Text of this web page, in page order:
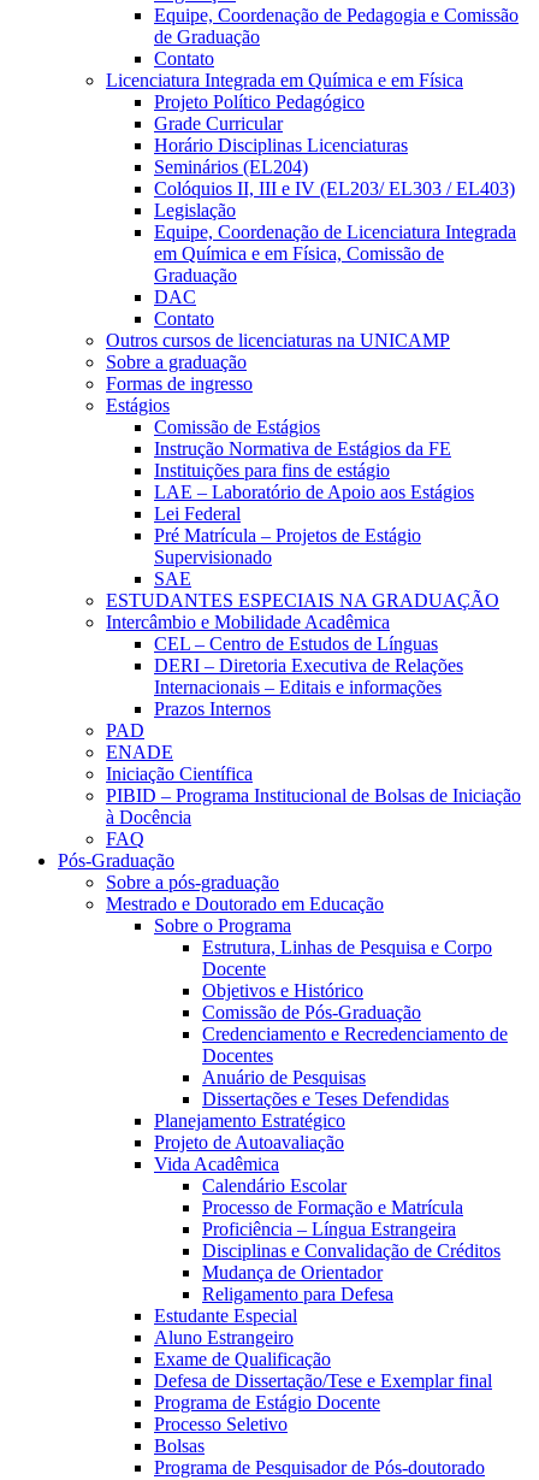
Equipe, Coordenação de Pedagogia e Comissão
de Graduação
Contato
Licenciatura Integrada em Química e em Física
Projeto Político Pedagógico
Grade Curricular
Horário Disciplinas Licenciaturas
Seminários (EL204)
Colóquios II, III e IV (EL203/ EL303 / EL403)
Legislação
Equipe, Coordenação de Licenciatura Integrada
em Química e em Física, Comissão de
Graduação
DAC
Contato
Outros cursos de licenciaturas na UNICAMP
Sobre a graduação
Formas de ingresso
Estágios
Comissão de Estágios
Instrução Normativa de Estágios da FE
Instituições para fins de estágio
LAE – Laboratório de Apoio aos Estágios
Lei Federal
Pré Matrícula – Projetos de Estágio
Supervisionado
SAE
ESTUDANTES ESPECIAIS NA GRADUAÇÃO
Intercâmbio e Mobilidade Acadêmica
CEL – Centro de Estudos de Línguas
DERI – Diretoria Executiva de Relações
Internacionais – Editais e informações
Prazos Internos
PAD
ENADE
Iniciação Científica
PIBID – Programa Institucional de Bolsas de Iniciação
à Docência
FAQ
Pós-Graduação
Sobre a pós-graduação
Mestrado e Doutorado em Educação
Sobre o Programa
Estrutura, Linhas de Pesquisa e Corpo
Docente
Objetivos e Histórico
Comissão de Pós-Graduação
Credenciamento e Recredenciamento de
Docentes
Anuário de Pesquisas
Dissertações e Teses Defendidas
Planejamento Estratégico
Projeto de Autoavaliação
Vida Acadêmica
Calendário Escolar
Processo de Formação e Matrícula
Proficiência – Língua Estrangeira
Disciplinas e Convalidação de Créditos
Mudança de Orientador
Religamento para Defesa
Estudante Especial
Aluno Estrangeiro
Exame de Qualificação
Defesa de Dissertação/Tese e Exemplar final
Programa de Estágio Docente
Processo Seletivo
Bolsas
Programa de Pesquisador de Pós-doutorado